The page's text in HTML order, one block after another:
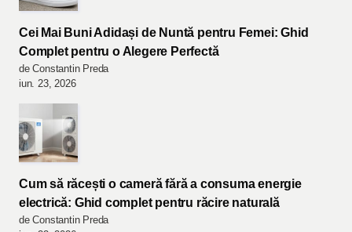
Cei Mai Buni Adidași de Nuntă pentru Femei: Ghid
Complet pentru o Alegere Perfectă
de Constantin Preda
iun. 23, 2026
Cum să răcești o cameră fără a consuma energie
electrică: Ghid complet pentru răcire naturală
de Constantin Preda